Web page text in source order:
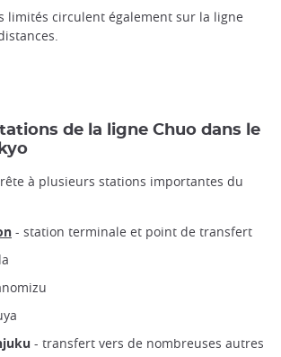
limités circulent également sur la ligne
de la ligne Chuo dans le
à plusieurs stations importantes du
- station terminale et point de transfert
- transfert vers de nombreuses autres